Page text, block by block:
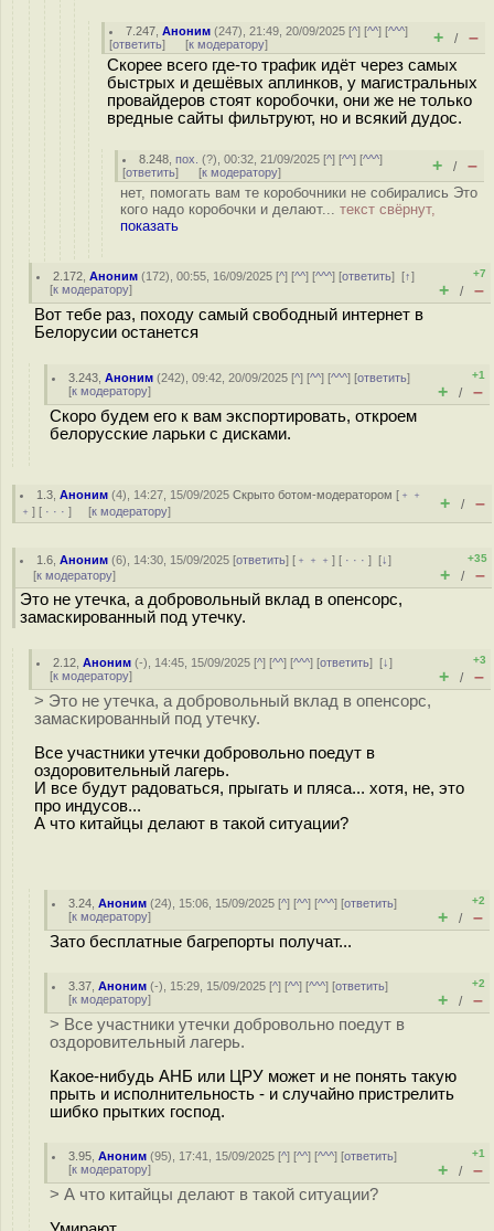
7.247 ,Аноним (247), 21:49, 20/09/2025 [^] [^^] [^^^]
[ответить] [к модератору] + / –
Скорее всего где-то трафик идёт через самых
быстрых и дешёвых аплинков, у магистральных
провайдеров стоят коробочки, они же не только
вредные сайты фильтруют, но и всякий дудос.
8.248 ,пох. (?), 00:32, 21/09/2025 [^] [^^] [^^^]
[ответить] [к модератору] + / –
нет, помогать вам те коробочники не собирались Это
кого надо коробочки и делают... текст свёрнут,
показать
2.172 ,Аноним (172), 00:55, 16/09/2025 [^] [^^] [^^^] [ответить][↑]
[к модератору]
+7
+ / –
Вот тебе раз, походу самый свободный интернет в
Белорусии останется
3.243 ,Аноним (242), 09:42, 20/09/2025 [^] [^^] [^^^] [ответить]
[к модератору]
+1
+ / –
Скоро будем его к вам экспортировать, откроем
белорусские ларьки с дисками.
1.3 ,Аноним (4), 14:27, 15/09/2025Скрыто ботом-модератором [ ﹢﹢
﹢ ] [ · · · ] [к модератору] + / –
1.6 ,Аноним (6), 14:30, 15/09/2025 [ответить] [ ﹢﹢﹢] [ · · ·][↓]
[к модератору]
+35
+ / –
Это не утечка, а добровольный вклад в опенсорс,
замаскированный под утечку.
2.12 ,Аноним (-), 14:45, 15/09/2025 [^] [^^] [^^^] [ответить][↓]
[к модератору]
+3
+ / –
> Это не утечка, а добровольный вклад в опенсорс,
замаскированный под утечку.
Все участники утечки добровольно поедут в
оздоровительный лагерь.
И все будут радоваться, прыгать и пляса... хотя, не, это
про индусов...
А что китайцы делают в такой ситуации?
3.24 ,Аноним (24), 15:06, 15/09/2025 [^] [^^] [^^^] [ответить]
[к модератору]
+2
+ / –
Зато бесплатные багрепорты получат...
3.37 ,Аноним (-), 15:29, 15/09/2025 [^] [^^] [^^^] [ответить]
[к модератору]
+2
+ / –
> Все участники утечки добровольно поедут в
оздоровительный лагерь.
Какое-нибудь АНБ или ЦРУ может и не понять такую
прыть и исполнительность - и случайно пристрелить
шибко прытких господ.
3.95 ,Аноним (95), 17:41, 15/09/2025 [^] [^^] [^^^] [ответить]
[к модератору]
+1
+ / –
> А что китайцы делают в такой ситуации?